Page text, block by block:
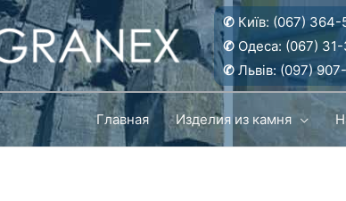
✆ Київ: (067) 364-
✆Одеса: (067)
✆Львів: (097)
Главная Изделия из камня